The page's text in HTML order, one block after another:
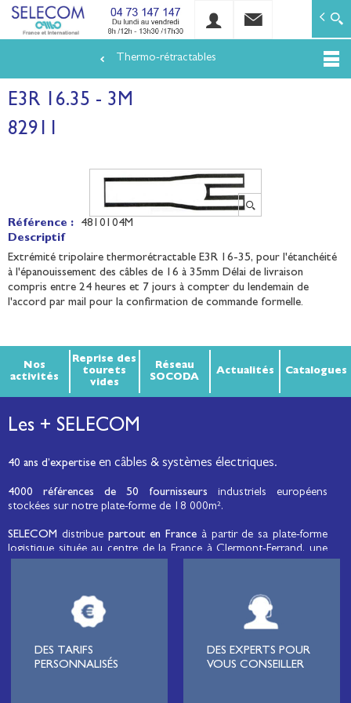
au
contenu
SELECOM
Matériels de réseaux électriques basse tension et
Thermo-rétractables
E3R 16.35 - 3M
82911
Référence :
4810104M
Descriptif
Extrémité tripolaire thermorétractable E3R 16-35, pour l'étanchéité
à l'épanouissement des câbles de 16 à 35mm Délai de livraison
compris entre 24 heures et 7 jours à compter du lendemain de
l'accord par mail pour la confirmation de commande formelle.
Nos
activités
Reprise des
tourets
vides
Réseau
SOCODA
Actualités Catalogues
Les + SELECOM
40 ans d’expertise en câbles & systèmes électriques.
4000 références de 50 fournisseurs industriels européens
stockées sur notre plate-forme de 18 000m².
SELECOM distribue partout en France à partir de sa plate-forme
logistique située au centre de la France à Clermont-Ferrand, une
, de matériel
d’éclairage public et d'éco-mobilité destinée aux professionnels de
Lignard, monteur de réseaux électriques, installateur électrique,
tableautier, collectivité, municipalité, exploitation agricole,
DES TARIFS
PERSONNALISÉS
DES EXPERTS POUR
VOUS CONSEILLER